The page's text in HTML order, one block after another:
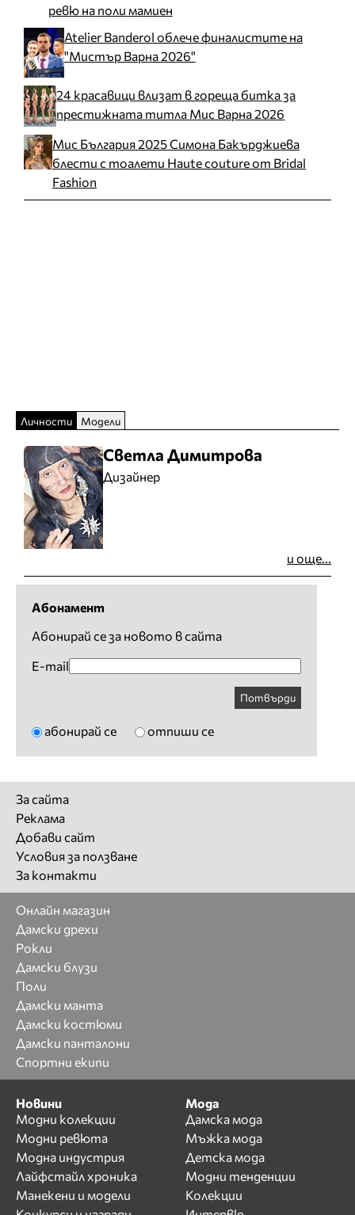
ревю на поли мамиен
Atelier Banderol облече финалистите на
"Мистър Варна 2026"
24 красавици влизат в гореща битка за
престижната титла Мис Варна 2026
Мис България 2025 Симона Бакърджиева
блести с тоалети Haute couture от Bridal
Fashion
Личности Модели
Светла Димитрова
Дизайнер
и още...
Абонамент
Абонирай се за новото в сайта
E-mail
Потвърди
абонирай се отпиши се
За сайта
Реклама
Добави сайт
Условия за ползване
За контакти
Онлайн магазин
Дамски дрехи
Рокли
Дамски блузи
Поли
Дамски манта
Дамски костюми
Дамски панталони
Спортни екипи
Новини
Модни колекции
Модни ревюта
Модна индустрия
Лайфстайл хроника
Манекени и модели
Мода
Дамска мода
Мъжка мода
Детска мода
Модни тенденции
Колекции